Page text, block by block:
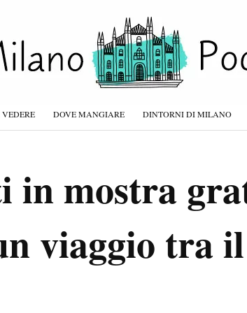
DOVE MANGIARE DINTORNI DI MILANO
in mostra
viaggio tra